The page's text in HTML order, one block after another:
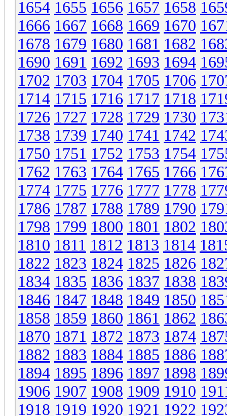
1654 1655 1656 1657 1658
1666 1667 1668 1669 1670
1678 1679 1680 1681 1682
1690 1691 1692 1693 1694
1702 1703 1704 1705 1706
1714 1715 1716 1717 1718
1726 1727 1728 1729 1730
1738 1739 1740 1741 1742
1750 1751 1752 1753 1754
1762 1763 1764 1765 1766
1774 1775 1776 1777 1778
1786 1787 1788 1789 1790
1798 1799 1800 1801 1802
1810 1811 1812 1813 1814
1822 1823 1824 1825 1826
1834 1835 1836 1837 1838
1846 1847 1848 1849 1850
1858 1859 1860 1861 1862
1870 1871 1872 1873 1874
1882 1883 1884 1885 1886
1894 1895 1896 1897 1898
1906 1907 1908 1909 1910
1918 1919 1920 1921 1922